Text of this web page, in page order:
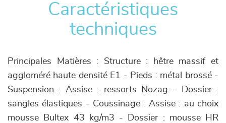
Caractéristiques
techniques
Principales Matières : Structure : hêtre massif et
aggloméré haute densité E1 - Pieds : métal brossé -
Suspension : Assise : ressorts Nozag - Dossier :
sangles élastiques - Coussinage : Assise : au choix
mousse Bultex 43 kg/m3 - Dossier : mousse HR